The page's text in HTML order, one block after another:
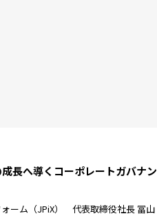
長へ導くコーポレートガバナン
ォーム（JPiX） 代表取締役社長 冨山